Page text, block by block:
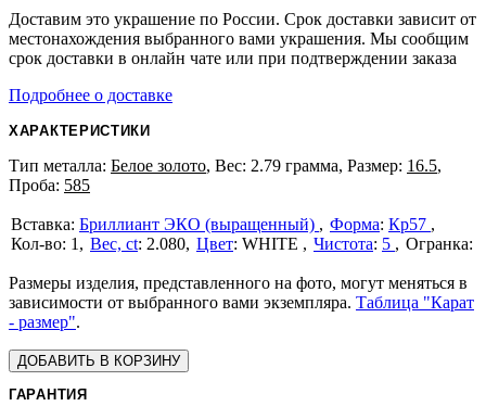
Доставим это украшение по России. Срок доставки зависит от
местонахождения выбранного вами украшения. Мы сообщим
срок доставки в онлайн чате или при подтверждении заказа
Подробнее о доставке
ХАРАКТЕРИСТИКИ
Тип металла: Белое золото, Вес: 2.79 грамма, Размер: 16.5,
Проба: 585
Бриллиант ЭКО (выращенный) Форма: Кр57
1
Вес, ct: 2.080 Цвет: WHITE Чистота: 5
Размеры изделия, представленного на фото, могут меняться в
зависимости от выбранного вами экземпляра. Таблица "Карат
- размер".
ДОБАВИТЬ В КОРЗИНУ
ГАРАНТИЯ